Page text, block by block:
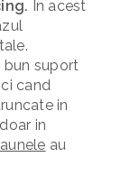
In acest
bun suport
cand
in
in
au